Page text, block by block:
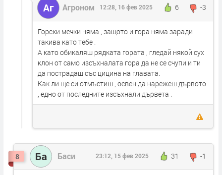
Аг Агроном 6 -3
12:28, 16 фев 2025
Горски мечки няма , защото и гора няма заради
такива като тебе .
А като обикаляш рядката гората , гледай някой сух
клон от само изсъхналата гора да не се счупи и ти
да пострадаш със цицина на главата.
Как ли ще си отмъстиш , освен да нарежеш дървото
, едно от последните изсъхнали дървета .
8 Ба Баси 31 -1
23:12, 15 фев 2025